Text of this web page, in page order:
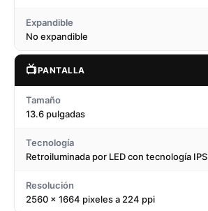
Expandible
No expandible
📺PANTALLA
Tamaño
13.6 pulgadas
Tecnología
Retroiluminada por LED con tecnología IPS
Resolución
2560 x 1664 pixeles a 224 ppi